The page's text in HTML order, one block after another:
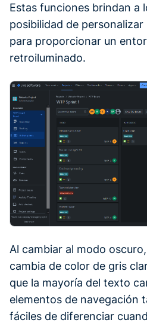
Estas funciones brindan a
posibilidad de
para proporcionar un
retroiluminado.
Al cambiar al modo
cambia de color de gris
que la mayoría del texto
elementos de navegación
fáciles de diferenciar